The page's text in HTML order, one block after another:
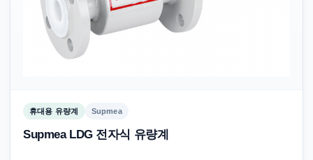
휴대용 유량계 Supmea
Supmea LDG 전자식 유량계